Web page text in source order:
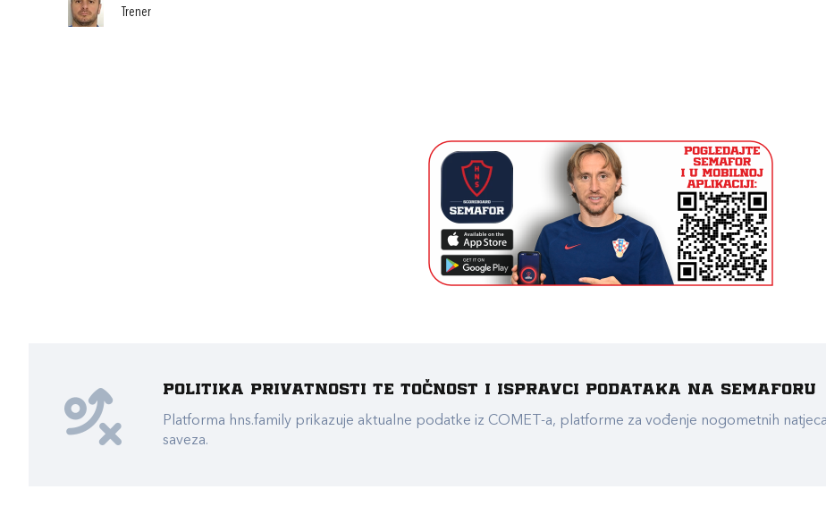
Trener
Politika privatnosti te točnost i ispravci podataka na Semaforu
Platforma hns.family prikazuje aktualne podatke iz COMET-a, platforme za vođenje nogometnih
saveza.